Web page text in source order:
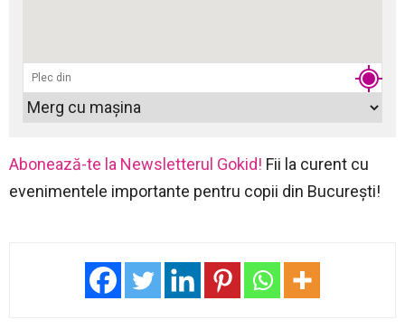
Abonează-te la Newsletterul Gokid! Fii la curent cu
evenimentele importante pentru copii din București!